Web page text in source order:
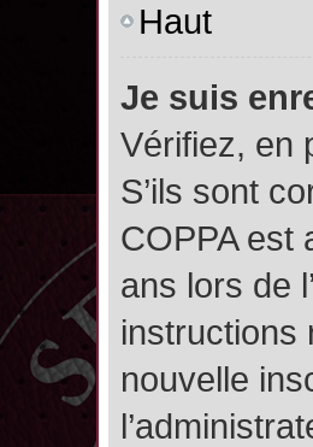
Haut
Je suis
Vérifiez, en
S’ils sont
COPPA est
ans lors de
instructions
nouvelle